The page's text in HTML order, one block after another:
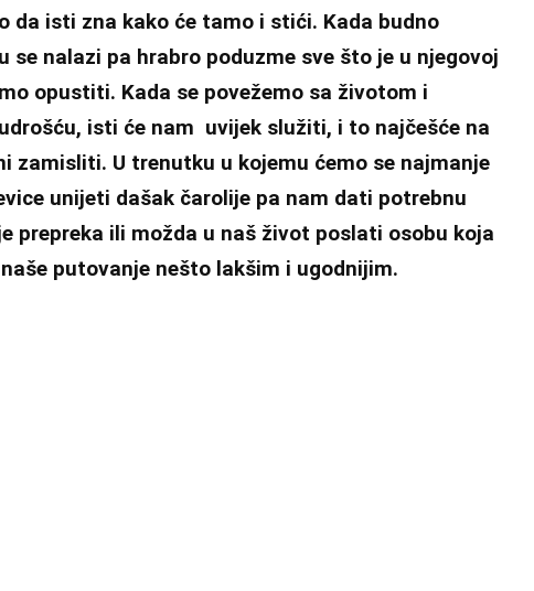
da isti zna kako će tamo i stići. Kada budno
nalazi pa hrabro poduzme sve što je u njegovoj
opustiti. Kada se povežemo sa životom i
isti će nam uvijek služiti, i to najčešće na
zamisliti. U trenutku u kojemu ćemo se najmanje
unijeti dašak čarolije pa nam dati potrebnu
prepreka ili možda u naš život poslati osobu koja
putovanje nešto lakšim i ugodnijim.